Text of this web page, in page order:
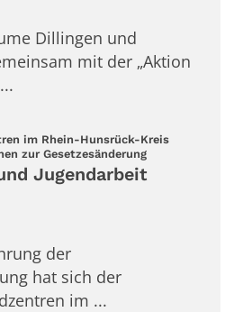
Dillingen und
mit der „Aktion
im Rhein-Hunsrück-Kreis
zur Gesetzesänderung
Jugendarbeit
der
hat sich der
im ...